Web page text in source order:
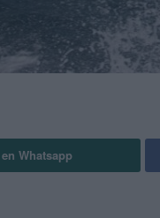
Whatsapp